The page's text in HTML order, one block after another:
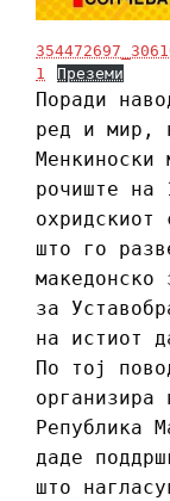
1
Преземи
Поради
ред и мир,
рочиште на
што го
македонско
за
на истиот
По тој
организира
Република
даде
што